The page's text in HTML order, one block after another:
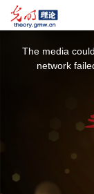
The media
network